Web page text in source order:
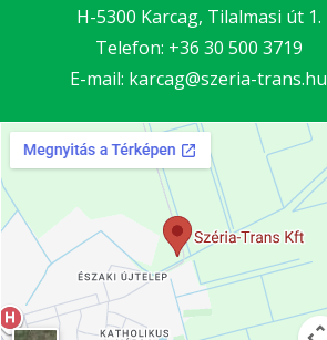
H-5300 Karcag, Tilalmasi út 1.
Telefon: +36 30 500 3719
E-mail: karcag@szeria-trans.hu